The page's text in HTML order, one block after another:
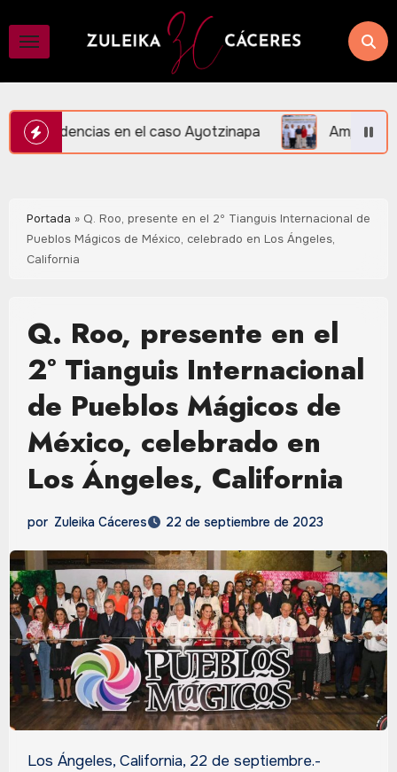
contenido
Ayotzinapa Amplían Red de Videovigilancia
Portada » Q. Roo, presente en el 2º Tianguis Internacional de
Pueblos Mágicos de México, celebrado en Los Ángeles,
California
Q. Roo, presente en el
2º Tianguis Internacional
de Pueblos Mágicos de
México, celebrado en
Los Ángeles, California
por Zuleika Cáceres 22 de septiembre de 2023
Los Ángeles, California, 22 de septiembre.-